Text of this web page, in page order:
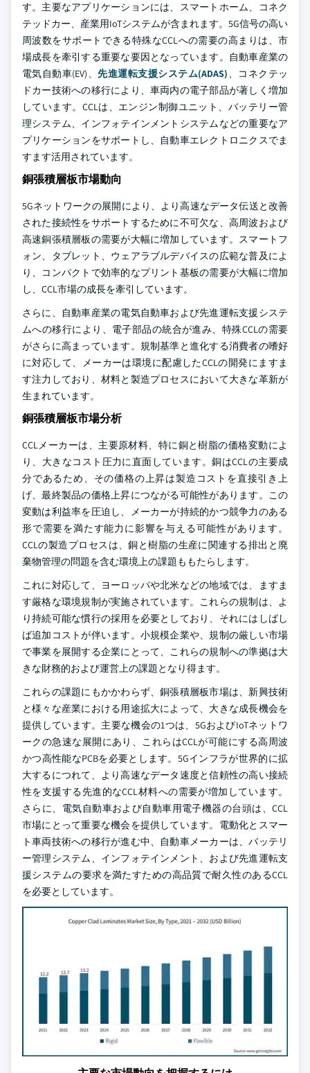
す。主要なアプリケーションには、スマートホーム、コネク
テッドカー、産業用IoTシステムが含まれます。5G信号の高い
周波数をサポートできる特殊なCCLへの需要の高まりは、市
場成長を牽引する重要な要因となっています。自動車産業の
電気自動車(EV)、先進運転支援システム(ADAS)、コネクテッ
ドカー技術への移行により、車両内の電子部品が著しく増加
しています。CCLは、エンジン制御ユニット、バッテリー管
理システム、インフォテインメントシステムなどの重要なア
プリケーションをサポートし、自動車エレクトロニクスでま
すます活用されています。
銅張積層板市場動向
5Gネットワークの展開により、より高速なデータ伝送と改善
された接続性をサポートするために不可欠な、高周波および
高速銅張積層板の需要が大幅に増加しています。スマートフ
ォン、タブレット、ウェアラブルデバイスの広範な普及によ
り、コンパクトで効率的なプリント基板の需要が大幅に増加
し、CCL市場の成長を牽引しています。
さらに、自動車産業の電気自動車および先進運転支援システ
ムへの移行により、電子部品の統合が進み、特殊CCLの需要
がさらに高まっています。規制基準と進化する消費者の嗜好
に対応して、メーカーは環境に配慮したCCLの開発にますま
す注力しており、材料と製造プロセスにおいて大きな革新が
生まれています。
銅張積層板市場分析
CCLメーカーは、主要原材料、特に銅と樹脂の価格変動によ
り、大きなコスト圧力に直面しています。銅はCCLの主要成
分であるため、その価格の上昇は製造コストを直接引き上
げ、最終製品の価格上昇につながる可能性があります。この
変動は利益率を圧迫し、メーカーが持続的かつ競争力のある
形で需要を満たす能力に影響を与える可能性があります。
CCLの製造プロセスは、銅と樹脂の生産に関連する排出と廃
棄物管理の問題を含む環境上の課題ももたらします。
これに対応して、ヨーロッパや北米などの地域では、ますま
す厳格な環境規制が実施されています。これらの規制は、よ
り持続可能な慣行の採用を必要としており、それにはしばし
ば追加コストが伴います。小規模企業や、規制の厳しい市場
で事業を展開する企業にとって、これらの規制への準拠は大
きな財務的および運営上の課題となり得ます。
これらの課題にもかかわらず、銅張積層板市場は、新興技術
と様々な産業における用途拡大によって、大きな成長機会を
提供しています。主要な機会の1つは、5GおよびIoTネットワ
ークの急速な展開にあり、これらはCCLが可能にする高周波
かつ高性能なPCBを必要とします。5Gインフラが世界的に拡
大するにつれて、より高速なデータ速度と信頼性の高い接続
性を支援する先進的なCCL材料への需要が増加しています。
さらに、電気自動車および自動車用電子機器の台頭は、CCL
市場にとって重要な機会を提供しています。電動化とスマー
ト車両技術への移行が進む中、自動車メーカーは、バッテリ
ー管理システム、インフォテインメント、および先進運転支
援システムの要求を満たすための高品質で耐久性のあるCCL
を必要としています。